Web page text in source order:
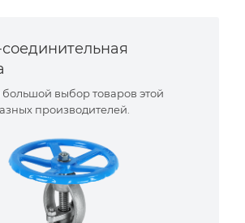
выбор товаров этой
производителей.